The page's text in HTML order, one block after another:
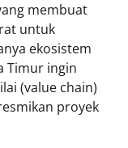
membuat
untuk
ekosistem
Timur ingin
(value chain)
proyek